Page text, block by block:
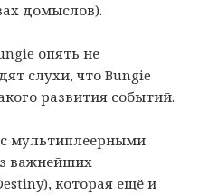
домыслов).
опять не
слухи, что Bungie
развития событий.
мультиплеерными
важнейших
которая ещё и